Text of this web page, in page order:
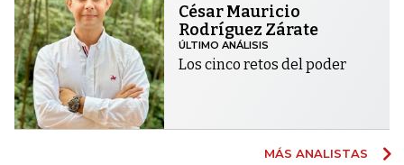
César Mauricio
Rodríguez Zárate
ÚLTIMO ANÁLISIS
Los cinco retos del poder
MÁS ANALISTAS